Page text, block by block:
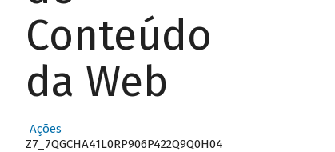
Conteúdo
da Web
Ações
Z7_7QGCHA41L0RP906P422Q9Q0H04